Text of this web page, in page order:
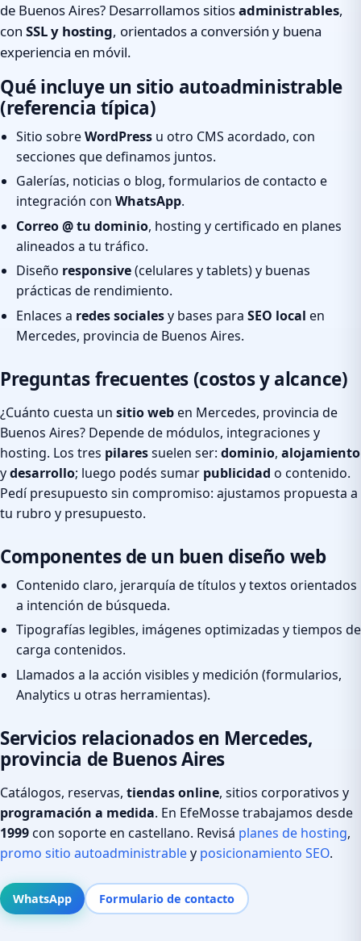
de Buenos Aires? Desarrollamos sitiosadministrables,
con SSL y hosting, orientados a conversión y buena
experiencia en móvil.
Qué incluye un sitio autoadministrable
(referencia típica)
Sitio sobreWordPress u otro CMS acordado, con
secciones que definamos juntos.
Galerías, noticias o blog, formularios de contacto e
integración con WhatsApp.
Correo @ tu dominio, hosting y certificado en planes
alineados a tu tráfico.
Diseño responsive(celulares y tablets) y buenas
prácticas de rendimiento.
Enlaces a redes socialesy bases para SEO local en
Mercedes, provincia de Buenos Aires.
Preguntas frecuentes (costos y alcance)
¿Cuánto cuesta un sitio weben Mercedes, provincia de
Buenos Aires? Depende de módulos, integraciones y
hosting. Los tres pilaressuelen ser: dominio, alojamiento
ydesarrollo; luego podés sumar publicidad o contenido.
Pedí presupuesto sin compromiso: ajustamos propuesta a
tu rubro y presupuesto.
Componentes de un buen diseño web
Contenido claro, jerarquía de títulos y textos orientados
a intención de búsqueda.
Tipografías legibles, imágenes optimizadas y tiempos de
carga contenidos.
Llamados a la acción visibles y medición (formularios,
Analytics u otras herramientas).
Servicios relacionados en Mercedes,
provincia de Buenos Aires
Catálogos, reservas, tiendas online, sitios corporativos y
programación a medida. En EfeMosse trabajamos desde
1999con soporte en castellano. Revisá planes de hosting,
promo sitio autoadministrabley posicionamiento SEO.
WhatsApp Formulario de contacto